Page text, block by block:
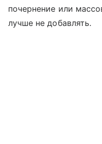
почернение или
лучше не добавлять.